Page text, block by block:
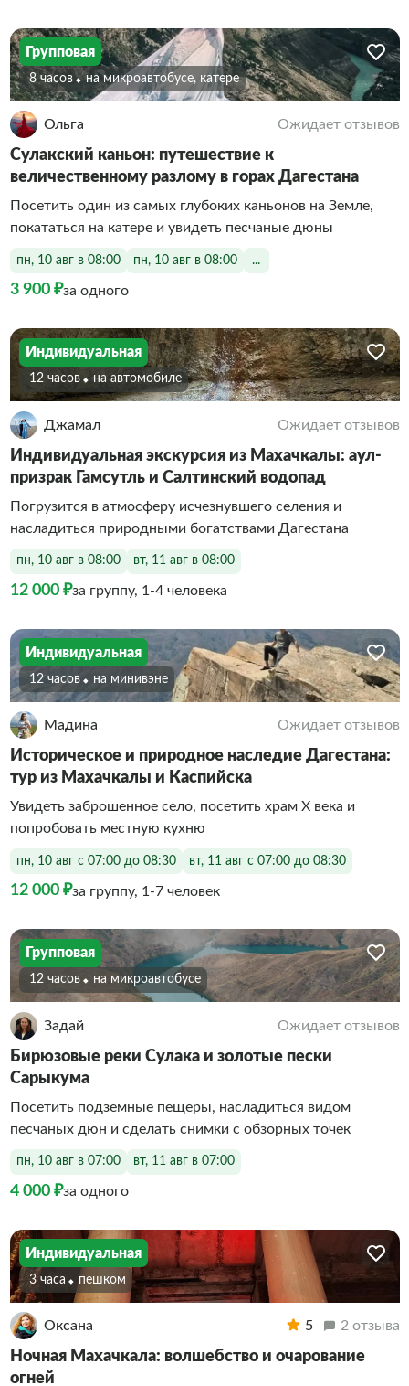
Групповая
8 часов На микроавтобусе, катере
Ольга Ожидает отзывов
Сулакский каньон: путешествие к
величественному разлому в горах Дагестана
Посетить один из самых глубоких каньонов на Земле,
покататься на катере и увидеть песчаные дюны
пн, 10 авг в 08:00 пн, 10 авг в 08:00 ...
3 900 ₽за одного
Индивидуальная
12 часов На автомобиле
Джамал Ожидает отзывов
Индивидуальная экскурсия из Махачкалы: аул-
призрак Гамсутль и Салтинский водопад
Погрузится в атмосферу исчезнувшего селения и
насладиться природными богатствами Дагестана
пн, 10 авг в 08:00 вт, 11 авг в 08:00
12 000 ₽за группу, 1-4 человека
Индивидуальная
12 часов На минивэне
Мадина Ожидает отзывов
Историческое и природное наследие Дагестана:
тур из Махачкалы и Каспийска
Увидеть заброшенное село, посетить храм X века и
попробовать местную кухню
пн, 10 авг с 07:00 до 08:30 вт, 11 авг с 07:00 до 08:30
12 000 ₽за группу, 1-7 человек
Групповая
12 часов На микроавтобусе
Задай Ожидает отзывов
Бирюзовые реки Сулака и золотые пески
Сарыкума
Посетить подземные пещеры, насладиться видом
песчаных дюн и сделать снимки с обзорных точек
пн, 10 авг в 07:00 вт, 11 авг в 07:00
4 000 ₽за одного
Индивидуальная
3 часа Пешком
Оксана 5 2 отзыва
Ночная Махачкала: волшебство и очарование
огней